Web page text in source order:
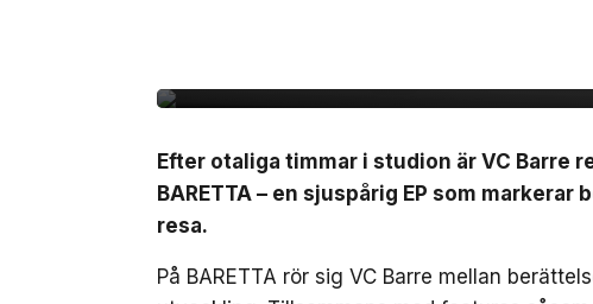
Efter otaliga timmar i studion är VC Barre
BARETTA – en sjuspårig EP som
resa.
På BARETTA rör sig VC Barre mellan